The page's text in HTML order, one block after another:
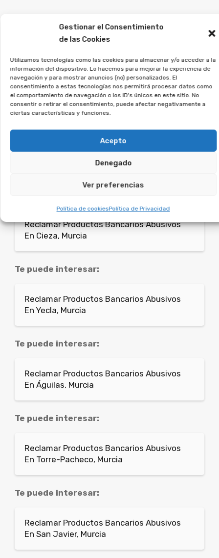
Gestionar el Consentimiento
de las Cookies
Utilizamos tecnologías como las cookies para almacenar y/o acceder a la
información del dispositivo. Lo hacemos para mejorar la experiencia de
navegación y para mostrar anuncios (no) personalizados. El
consentimiento a estas tecnologías nos permitirá procesar datos como
el comportamiento de navegación o los ID's únicos en este sitio. No
consentir o retirar el consentimiento, puede afectar negativamente a
ciertas características y funciones.
Acepto
Denegado
Ver preferencias
Política de cookiesPolítica de Privacidad
Es muy importante que las personas afectadas
por este tipo de contratos busquen consejo de
particular y explorar las vías de reclamación.
Desde la Asociación Afeban
trabajamos para los
consumidores a ejercer sus
derechos.
Si crees que puedes estar afectado, regístrate
sin compromiso, y analizaremos tu caso.
Reclamar Productos Bancarios Abusivos
En Cieza, Murcia
Te puede interesar:
Reclamar Productos Bancarios Abusivos
En Yecla, Murcia
Te puede interesar:
Reclamar Productos Bancarios Abusivos
En Águilas, Murcia
Te puede interesar:
Reclamar Productos Bancarios Abusivos
En Torre-Pacheco, Murcia
Te puede interesar:
Reclamar Productos Bancarios Abusivos
En San Javier, Murcia